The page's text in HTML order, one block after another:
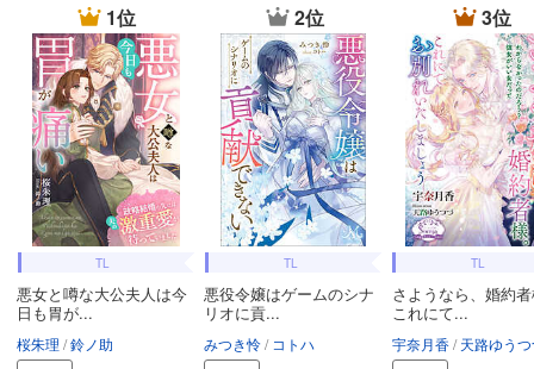
1位
TL
悪女と噂な大公夫人は今
日も胃が...
桜朱理 鈴ノ助
2位
TL
悪役令嬢はゲームのシナ
リオに貢...
みつき怜 コトハ
3位
TL
さようなら、婚約
これにて...
宇奈月香 天路ゆう